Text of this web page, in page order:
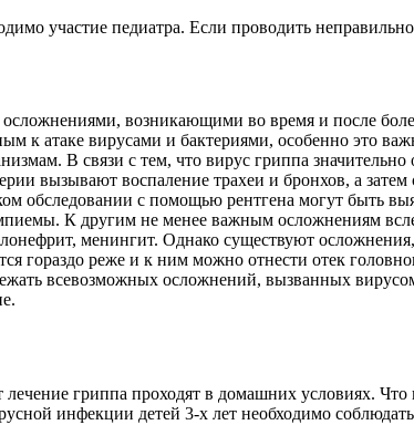
участие педиатра. Если проводить
возникающими во время и после
к атаке вирусами и бактериями, особенно это
В связи с тем, что вирус гриппа
вызывают воспаление трахеи и бронхов, а
обследовании с помощью рентгена могут быть
К другим не менее важным осложнениям
менингит. Однако существуют
гораздо реже и к ним можно отнести отек
всевозможных осложнений, вызванных
гриппа проходят в домашних условиях. Что
инфекции детей 3-х лет необходимо